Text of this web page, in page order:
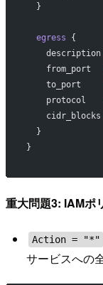
  }
  egress
{
    description
    from_port
    to_port
    protocol
    cidr_blocks
  }
}
重大問題3: IAMポ
Action = "*"
サービスへの